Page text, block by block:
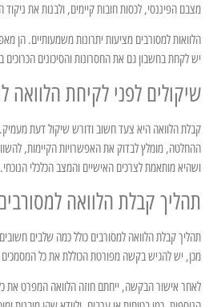
מצבם הפיננסי, לכסות חובות קיימים, ולבנות את
הלוואות למסורבים מציעות יתרונות משמעותיים. הן
יש לקחת בחשבון גם את החסרונות והסיכונים
שיקולים לפני לקיחת הלוואה
קבלת הלוואה היא צעד חשוב ודורש שיקול דעת מעמיק.
ההחלטה, מומלץ לבדוק את האפשרויות הקיימות,
ושהיא מותאמת לצרכים האישיים והמצב הכלכלי הנוכחי.
תהליך קבלת הלוואה
תהליך קבלת הלוואה למסורבים כולל כמה שלבים
מכן, יש להגיש בקשה מפורטת הכוללת את כל המסמכים
לאחר אישור הבקשה, ייחתם חוזה הלוואה המפרט את